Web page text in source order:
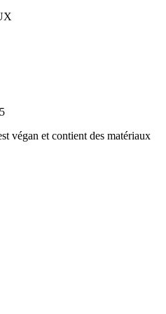
végan et contient des matériaux